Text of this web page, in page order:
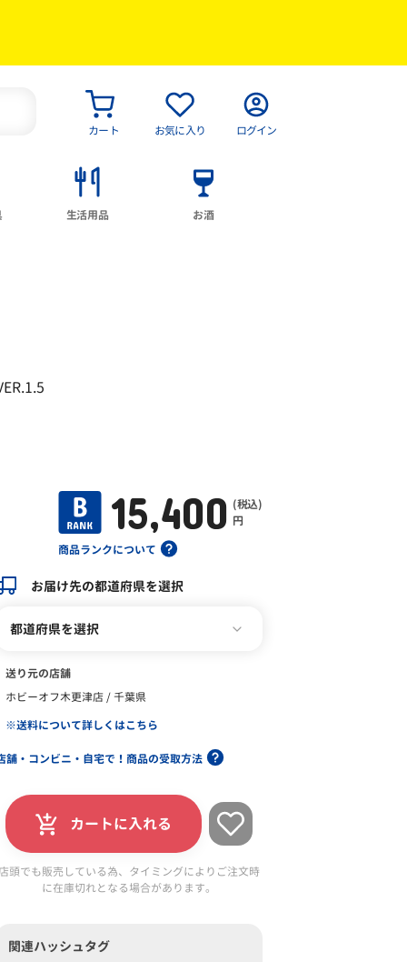
カート お気に入り ログイン
生活用品 お酒
商品ランクについて
15,400 (税込)
円
お届け先の都道府県を選択
都道府県を選択
送り元の店舗
ホビーオフ木更津店 / 千葉県
※送料について詳しくはこちら
舗・コンビニ・自宅で！商品の受取方法
カートに入れる
店頭でも販売している為、タイミングによりご注文時
に在庫切れとなる場合があります。
関連ハッシュタグ